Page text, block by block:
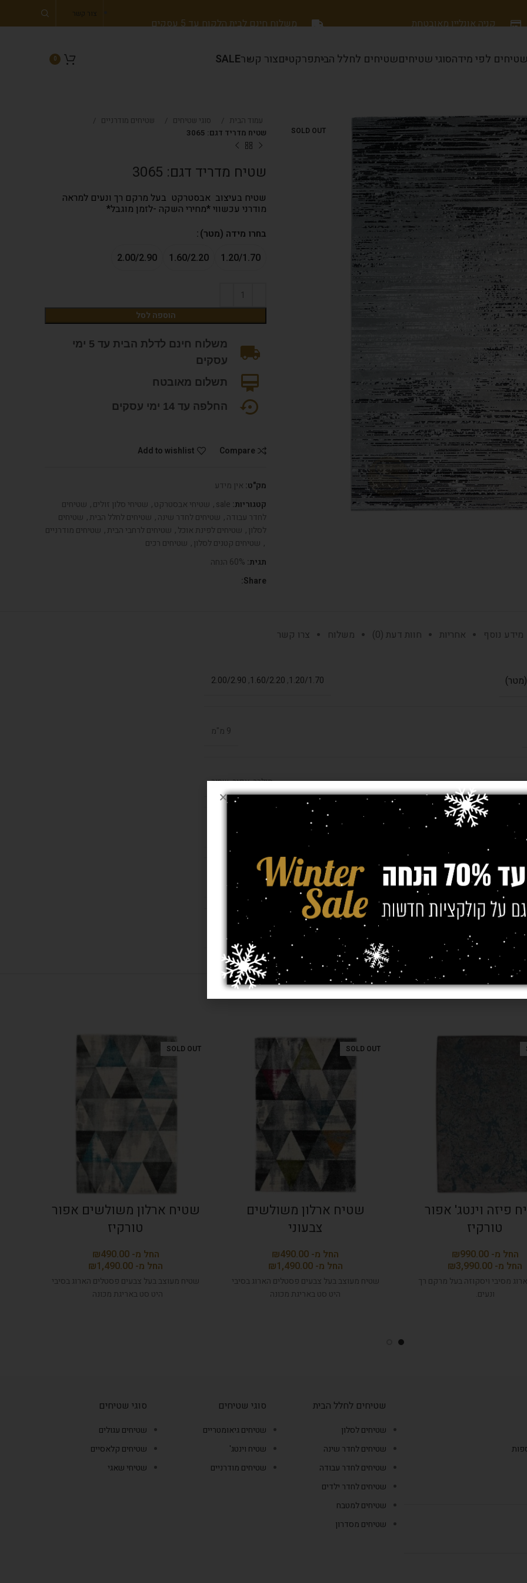
משלוח חינם לבית הלקוח עד 5 עסקים קניה אונליין מאובטחת
צור קשר
שטיחים לפי מידהסוגי שטיחיםשטיחים לחלל הביתפרקטיםצור קשרSALE
0
SOLD OUT
עמוד הבית סוגי שטיחים
שטיחים מודרניים
שטיח מדריד דגם: 3065
שטיח מדריד דגם: 3065
שטיח בעיצוב אבסטרקט בעל מרקם רך ונעים למראה
מודרני עכשווי *מחירי השקה -לזמן מוגבל*
בחרו מידה (מטר)
1.20/1.70
1.60/2.20
2.00/2.90
הוספה לסל
משלוח חינם לדלת הבית עד 5 ימי
עסקים
תשלום מאובטח
החלפה עד 14 ימי עסקים
Compare
Add to wishlist
מק"ט: אין מידע
קטגוריות: sale
, שטיחי אבסטרקט, שטיחי סלון זולים, שטיחים
לחדר עבודה, שטיחים לחדר שינה, שטיחים לחלל הבית, שטיחים
לסלון, שטיחים לפינת אוכל, שטיחים לרחבי הבית, שטיחים מודרניים
, שטיחים קטנים לסלון, שטיחים רכים
תגית: 60% הנחה
Share:
מידע נוסף אחריות חוות דעת (0) משלוח צרו קשר
1.20/1.70
,
1.60/2.20
,
2.00/2.90
9 מ"מ
סילבר, אפור, שחור
פוליאסטר, פוליפרופילן
750,000 קשר למ"ר
פיזה וינטג' אפור
טורקיז
₪
₪
מסיבי ויסקוזה בעל מרקם רך
ונעים.
SOLD OUT
שטיח ארלון משולשים
צבעוני
₪
₪
שטיח מעוצב בעל צבעים פסטלים הארוג בסיבי
היט סט באריגת מכונה
SOLD OUT
שטיח ארלון משולשים אפור
טורקיז
₪
₪
שטיח מעוצב בעל צבעים פסטלים הארוג בסיבי
היט סט באריגת מכונה
שטיחים לחלל הבית
שטיחים לסלון
שטיחים לחדר שינה
שטיחים לחדר עבודה
שטיחים לחדר ילדים
שטיחים למטבח
שטיחים מסדרון
סוגי שטיחים
שטיחים גיאומטריים
שטיח וינטג'
שטיחים מודרניים
סוגי שטיחים
שטיחים עגולים
שטיחים קלאסיים
שטיחי שאגי